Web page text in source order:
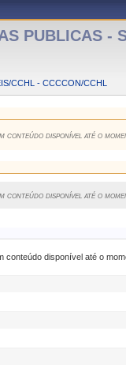
PUBLICAS -
CCHL - CCCCON/CCHL
conteúdo disponível até o
conteúdo disponível até o
conteúdo disponível até o